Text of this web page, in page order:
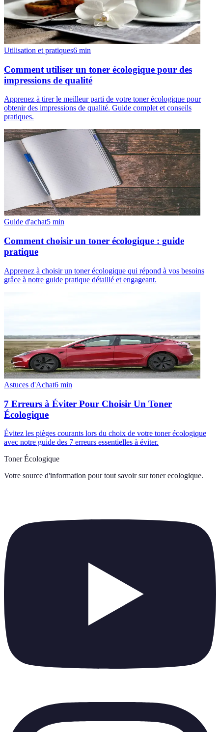
Utilisation et pratiques6 min
Comment utiliser un toner écologique pour des
impressions de qualité
Apprenez à tirer le meilleur parti de votre toner écologique pour
obtenir des impressions de qualité. Guide complet et conseils
pratiques.
Guide d'achat5 min
Comment choisir un toner écologique : guide
pratique
Apprenez à choisir un toner écologique qui répond à vos besoins
grâce à notre guide pratique détaillé et engageant.
Astuces d'Achat6 min
7 Erreurs à Éviter Pour Choisir Un Toner
Écologique
Évitez les pièges courants lors du choix de votre toner écologique
avec notre guide des 7 erreurs essentielles à éviter.
Toner Écologique
Votre source d'information pour tout savoir sur toner ecologique.